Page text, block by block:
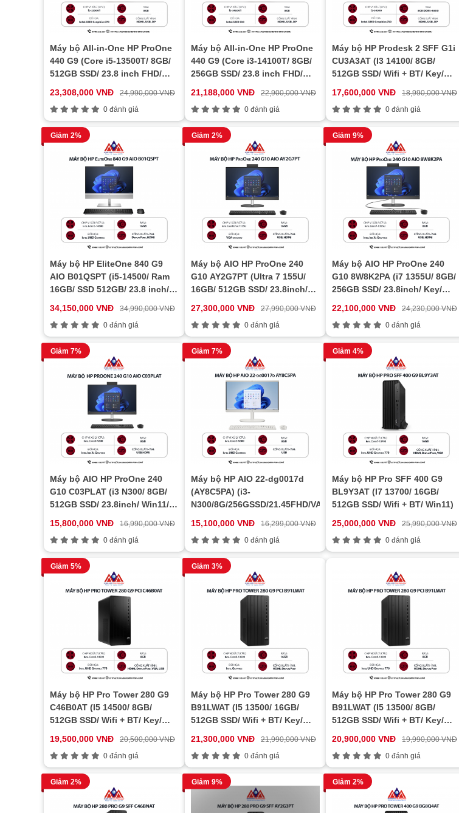
Máy bộ All-in-One HP ProOne
440 G9 (Core i5-13500T/ 8GB/
512GB SSD/ 23.8 inch FHD/
23,308,000 VNĐ
24,990,000 VNĐ
0 đánh giá
Máy bộ All-in-One HP ProOne
440 G9 (Core i3-14100T/ 8GB/
256GB SSD/ 23.8 inch FHD/
21,188,000 VNĐ
22,900,000 VNĐ
0 đánh giá
Máy bộ HP Prodesk 2 SFF G1i
CU3A3AT (I3 14100/ 8GB/
512GB SSD/ Wifi + BT/ Key/
17,600,000 VNĐ
18,990,000 VNĐ
0 đánh giá
Giảm 2%
Máy bộ HP EliteOne 840 G9
AIO B01QSPT (i5-14500/ Ram
16GB/ SSD 512GB/ 23.8 inch/
34,150,000 VNĐ
34,990,000 VNĐ
0 đánh giá
Giảm 2%
Máy bộ AIO HP ProOne 240
G10 AY2G7PT (Ultra 7 155U/
16GB/ 512GB SSD/ 23.8inch/
27,300,000 VNĐ
27,990,000 VNĐ
0 đánh giá
Giảm 9%
Máy bộ AIO HP ProOne 240
G10 8W8K2PA (i7 1355U/ 8GB/
256GB SSD/ 23.8inch/ Key/
22,100,000 VNĐ
24,230,000 VNĐ
0 đánh giá
Giảm 7%
Máy bộ AIO HP ProOne 240
G10 C03PLAT (i3 N300/ 8GB/
512GB SSD/ 23.8inch/ Win11/
15,800,000 VNĐ
16,990,000 VNĐ
0 đánh giá
Giảm 7%
Máy bộ HP AIO 22-dg0017d
(AY8C5PA) (i3-
N300/8G/256GSSD/21.45FHD/VA/WL/BT/WL_KB/WL_M/W11SL/
15,100,000 VNĐ
16,299,000 VNĐ
0 đánh giá
Giảm 4%
Máy bộ HP Pro SFF 400 G9
BL9Y3AT (I7 13700/ 16GB/
512GB SSD/ Wifi + BT/ Win11)
25,000,000 VNĐ
25,990,000 VNĐ
0 đánh giá
Giảm 5%
Máy bộ HP Pro Tower 280 G9
C46B0AT (I5 14500/ 8GB/
512GB SSD/ Wifi + BT/ Key/
19,500,000 VNĐ
20,500,000 VNĐ
0 đánh giá
Giảm 3%
Máy bộ HP Pro Tower 280 G9
B91LWAT (I5 13500/ 16GB/
512GB SSD/ Wifi + BT/ Key/
21,300,000 VNĐ
21,990,000 VNĐ
0 đánh giá
Máy bộ HP Pro Tower 280 G9
B91LWAT (I5 13500/ 8GB/
512GB SSD/ Wifi + BT/ Key/
20,900,000 VNĐ
19,990,000 VNĐ
0 đánh giá
Giảm 2% Giảm 9% Giảm 2%